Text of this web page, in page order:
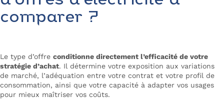
comparer ?
Le type d’offre conditionne directement l’efficacité de votre
stratégie d’achat. Il détermine votre exposition aux variations
de marché, l’adéquation entre votre contrat et votre profil de
consommation, ainsi que votre capacité à adapter vos usages
pour mieux maîtriser vos coûts.